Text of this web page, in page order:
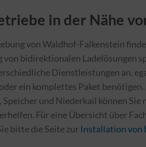
in der Nähe
von Waldhof-Falkenstein
von bidirektionalen Ladelösungen
Dienstleistungen an,
ein komplettes Paket
und Niederkail können
Für eine Übersicht über
bitte die Seite zur Installation von